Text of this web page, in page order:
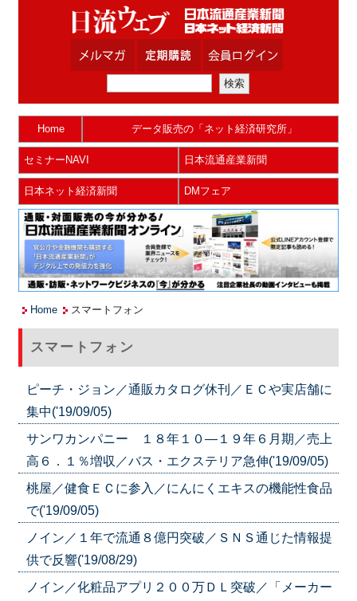
Home データ販売の「ネット経済研究所」
セミナーNAVI 日本流通産業新聞
日本ネット経済新聞 DMフェア
Home スマートフォン
スマートフォン
ピーチ・ジョン／通販カタログ休刊／ＥＣや実店舗に
集中('19/09/05)
サンワカンパニー １８年１０―１９年６月期／売上
高６．１％増収／バス・エクステリア急伸('19/09/05)
桃屋／健食ＥＣに参入／にんにくエキスの機能性食品
で('19/09/05)
ノイン／１年で流通８億円突破／ＳＮＳ通じた情報提
供で反響('19/08/29)
ノイン／化粧品アプリ２００万ＤＬ突破／「メーカー